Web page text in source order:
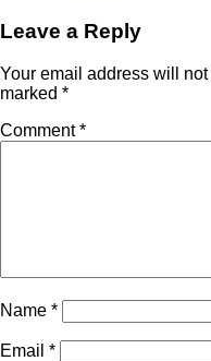
Leave a Reply
Your email address will
marked *
Comment*
Name *
Email *